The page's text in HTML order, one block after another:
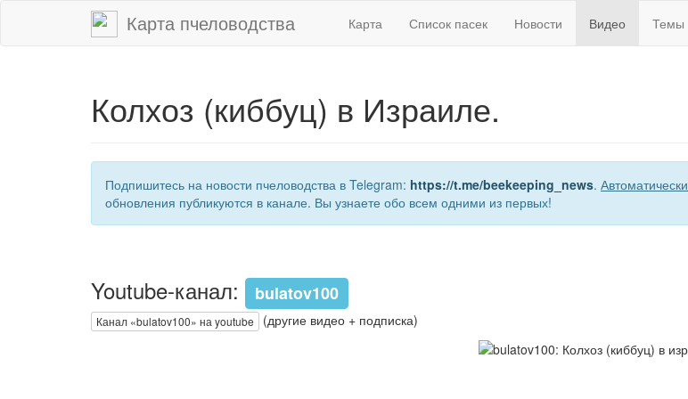
Карта пчеловодства Карта Список пасек Новости Видео Темы
Колхоз (киббуц) в Израиле.
Подпишитесь на новости пчеловодства в Telegram: https://t.me/beekeeping_news. Автоматически
обновления публикуются в канале. Вы узнаете обо всем одними из первых!
Youtube-канал: bulatov100
Канал «bulatov100» на youtube (другие видео + подписка)